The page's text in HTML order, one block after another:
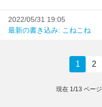
2022/05/31 19:05
最新の書き込み: こねこね
1 2
現在 1/13 ページ